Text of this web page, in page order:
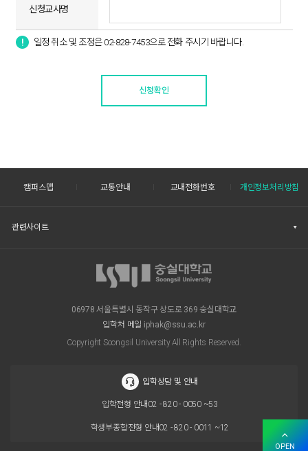
신청교사명
일정 취소 및 조정은 02-828-7453으로 전화 주시기 바랍니다.
신청확인
캠퍼스맵 교통안내 교내전화번호 개인정보처리방침
관련사이트
06978 서울특별시 동작구 상도로 369 숭실대학교
입학처 메일 iphak@ssu.ac.kr
Copyright Soongsil University All Rights Reserved.
입학상담 및 안내
입학전형 안내 02 - 820 - 0050 ~53
학생부종합전형 안내02 - 820 - 0011 ~12